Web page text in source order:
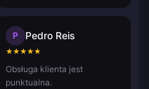
P Pedro Reis
★★★★★
Obsługa klienta jest
punktualna.